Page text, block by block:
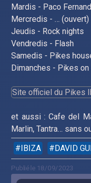
Mardis - Paco
Mercredis - … (ouvert)
Jeudis - Rock nights
Vendredis - Flash
Samedis - Pikes
Dimanches - Pikes on
Site officiel du Pikes
et aussi : Cafe del
Marlin, Tantra… sans
IBIZA
DAVID
Publié le 18/09/2023